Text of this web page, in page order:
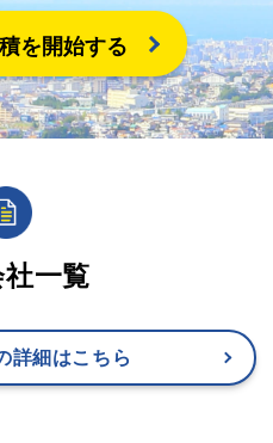
を開始する
一覧
詳細はこちら